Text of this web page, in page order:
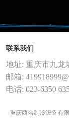
联系我们
地址: 重庆市九龙
邮箱:
电话: 023-6350
重庆西名制冷设备有